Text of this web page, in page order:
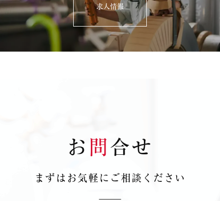
求人情報
お 問 合せ
まずはお気軽にご相談ください